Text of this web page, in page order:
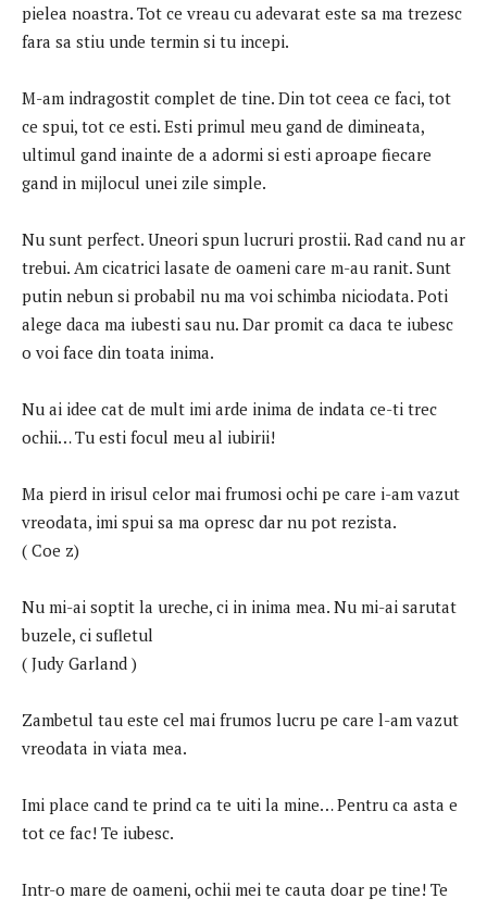
pielea noastra. Tot ce vreau cu adevarat este sa ma trezesc
fara sa stiu unde termin si tu incepi.
M-am indragostit complet de tine. Din tot ceea ce faci, tot
ce spui, tot ce esti. Esti primul meu gand de dimineata,
ultimul gand inainte de a adormi si esti aproape fiecare
gand in mijlocul unei zile simple.
Nu sunt perfect. Uneori spun lucruri prostii. Rad cand nu ar
trebui. Am cicatrici lasate de oameni care m-au ranit. Sunt
putin nebun si probabil nu ma voi schimba niciodata. Poti
alege daca ma iubesti sau nu. Dar promit ca daca te iubesc
o voi face din toata inima.
Nu ai idee cat de mult imi arde inima de indata ce-ti trec
ochii… Tu esti focul meu al iubirii!
Ma pierd in irisul celor mai frumosi ochi pe care i-am vazut
vreodata, imi spui sa ma opresc dar nu pot rezista.
( Coe z)
Nu mi-ai soptit la ureche, ci in inima mea. Nu mi-ai sarutat
buzele, ci sufletul
( Judy Garland )
Zambetul tau este cel mai frumos lucru pe care l-am vazut
vreodata in viata mea.
Imi place cand te prind ca te uiti la mine… Pentru ca asta e
tot ce fac! Te iubesc.
Intr-o mare de oameni, ochii mei te cauta doar pe tine! Te